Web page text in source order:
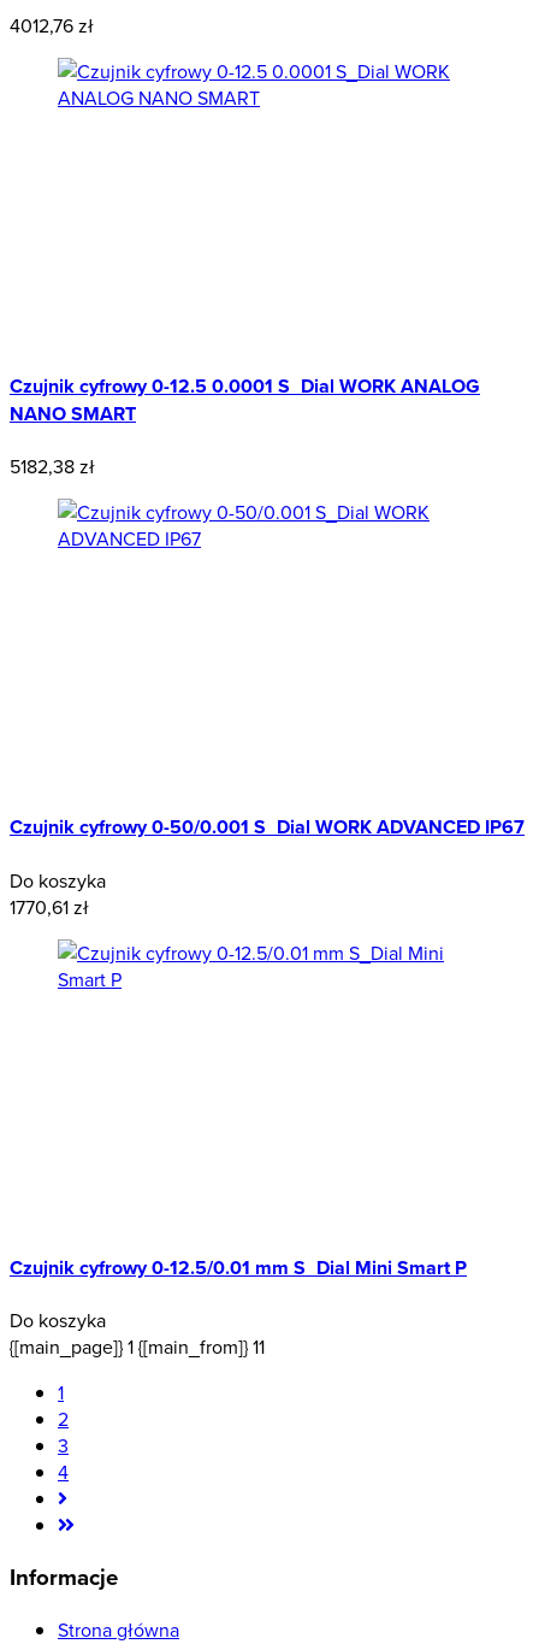
4012,76 zł
Czujnik cyfrowy 0-12.5 0.0001 S_Dial WORK ANALOG
NANO SMART
5182,38 zł
Czujnik cyfrowy 0-50/0.001 S_Dial WORK ADVANCED IP67
Do koszyka
1770,61 zł
Czujnik cyfrowy 0-12.5/0.01 mm S_Dial Mini Smart P
Do koszyka
{[main_page]} 1 {[main_from]} 11
1
2
3
4
Informacje
Strona główna